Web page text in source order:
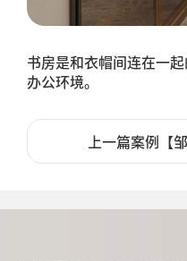
书房是和衣帽间连在一
办公环境。
上一篇案例【